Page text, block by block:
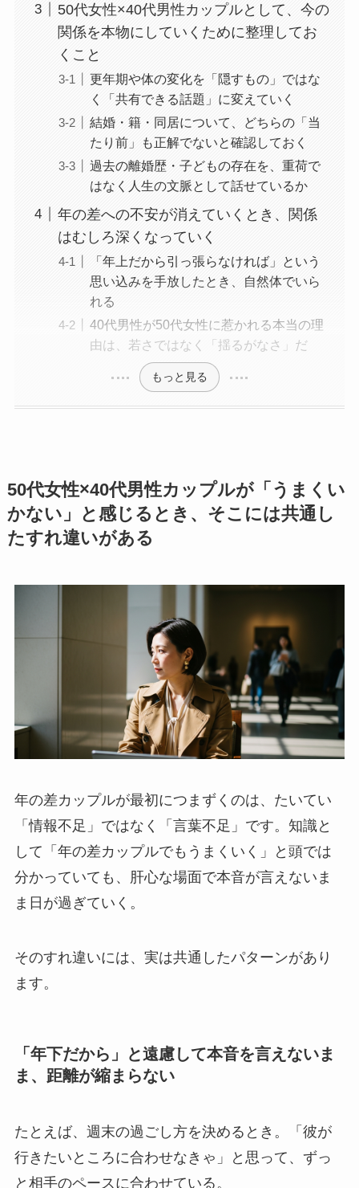
50代女性×40代男性カップルとして、今の
関係を本物にしていくために整理してお
くこと
更年期や体の変化を「隠すもの」ではな
く「共有できる話題」に変えていく
結婚・籍・同居について、どちらの「当
たり前」も正解でないと確認しておく
過去の離婚歴・子どもの存在を、重荷で
はなく人生の文脈として話せているか
年の差への不安が消えていくとき、関係
はむしろ深くなっていく
「年上だから引っ張らなければ」という
思い込みを手放したとき、自然体でいら
れる
40代男性が50代女性に惹かれる本当の理
由は、若さではなく「揺るがなさ」だ
もっと見る
50代女性×40代男性カップルが「うまくい
かない」と感じるとき、そこには共通し
たすれ違いがある
年の差カップルが最初につまずくのは、たいてい
「情報不足」ではなく「言葉不足」です。知識と
して「年の差カップルでもうまくいく」と頭では
分かっていても、肝心な場面で本音が言えないま
ま日が過ぎていく。
そのすれ違いには、実は共通したパターンがあり
ます。
「年下だから」と遠慮して本音を言えないま
ま、距離が縮まらない
たとえば、週末の過ごし方を決めるとき。「彼が
行きたいところに合わせなきゃ」と思って、ずっ
と相手のペースに合わせている。